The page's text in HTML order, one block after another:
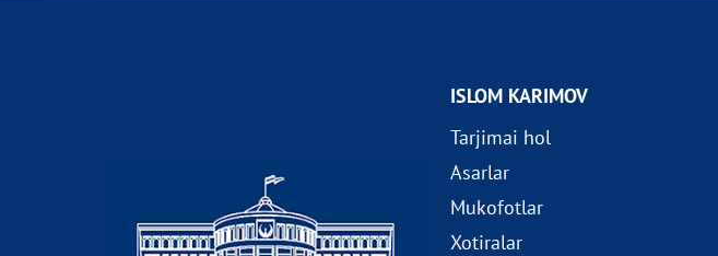
ISLOM KARIMOV
Tarjimai hol
Asarlar
Mukofotlar
Xotiralar